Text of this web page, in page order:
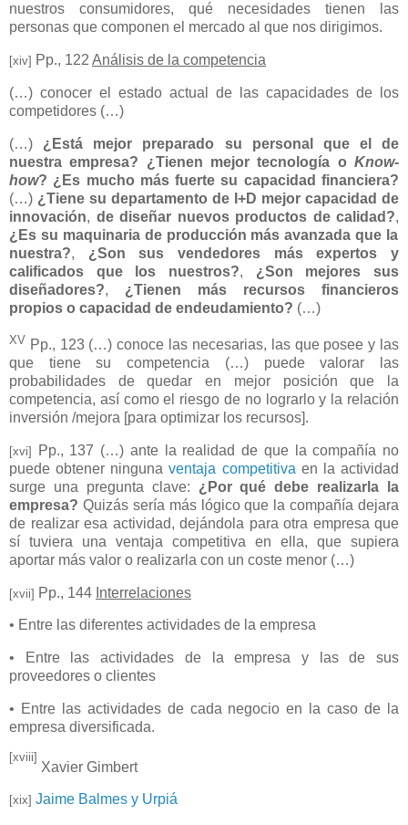
nuestros consumidores, qué necesidades tienen las
personas que componen el mercado al que nos dirigimos.
[xiv] Pp., 122 Análisis de la competencia
(…) conocer el estado actual de las capacidades de los
competidores (…)
(…) ¿Está mejor preparado su personal que el de
nuestra empresa? ¿Tienen mejor tecnología o Know-
how? ¿Es mucho más fuerte su capacidad financiera?
(…) ¿Tiene su departamento de I+D mejor capacidad de
innovación, de diseñar nuevos productos de calidad?,
¿Es su maquinaria de producción más avanzada que la
nuestra?, ¿Son sus vendedores más expertos y
calificados que los nuestros?, ¿Son mejores sus
diseñadores?, ¿Tienen más recursos financieros
propios o capacidad de endeudamiento? (…)
XV Pp., 123 (…) conoce las necesarias, las que posee y las
que tiene su competencia (…) puede valorar las
probabilidades de quedar en mejor posición que la
competencia, así como el riesgo de no lograrlo y la relación
inversión /mejora [para optimizar los recursos].
[xvi]
Pp., 137 (…) ante la realidad de que la compañía no
puede obtener ningunaventaja competitiva en la actividad
surge una pregunta clave: ¿Por qué debe realizarla la
empresa? Quizás sería más lógico que la compañía dejara
de realizar esa actividad, dejándola para otra empresa que
sí tuviera una ventaja competitiva en ella, que supiera
aportar más valor o realizarla con un coste menor (…)
[xvii] Pp., 144 Interrelaciones
• Entre las diferentes actividades de la empresa
• Entre las actividades de la empresa y las de sus
proveedores o clientes
• Entre las actividades de cada negocio en la caso de la
empresa diversificada.
[xviii]
Xavier Gimbert
[xix] Jaime Balmes y Urpiá